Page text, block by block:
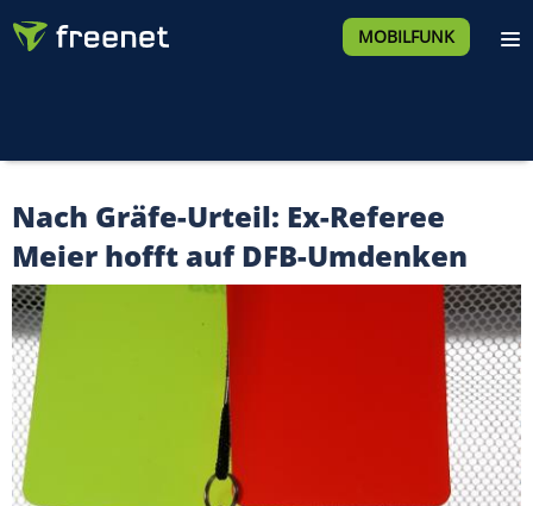
MOBILFUNK
Nach Gräfe-Urteil: Ex-Referee
Meier hofft auf DFB-Umdenken